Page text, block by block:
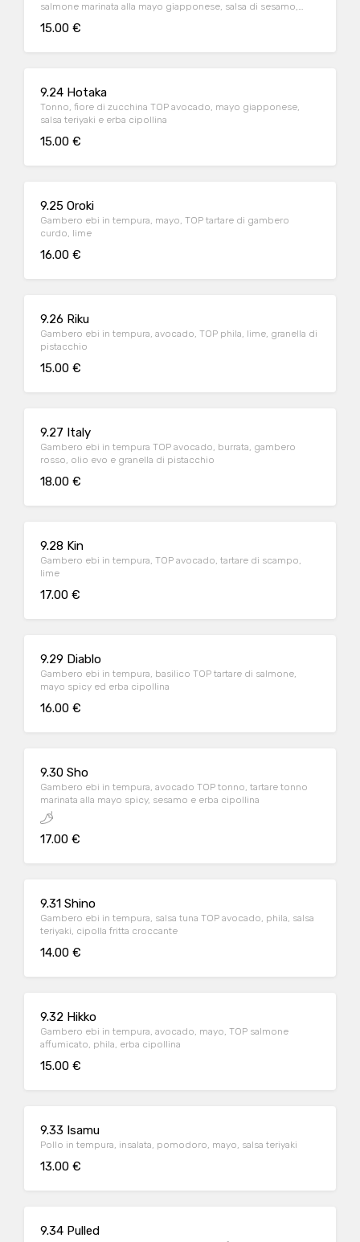
salmone marinata alla mayo giapponese, salsa di sesamo,
15.00 €
9.24 Hotaka
Tonno, fiore di zucchina TOP avocado, mayo giapponese,
salsa teriyaki e erba cipollina
15.00 €
9.25 Oroki
Gambero ebi in tempura, mayo, TOP tartare di gambero
curdo, lime
16.00 €
9.26 Riku
Gambero ebi in tempura, avocado, TOP phila, lime, granella di
pistacchio
15.00 €
9.27 Italy
Gambero ebi in tempura TOP avocado, burrata, gambero
rosso, olio evo e granella di pistacchio
18.00 €
9.28 Kin
Gambero ebi in tempura, TOP avocado, tartare di scampo,
lime
17.00 €
9.29 Diablo
Gambero ebi in tempura, basilico TOP tartare di salmone,
mayo spicy ed erba cipollina
16.00 €
9.30 Sho
Gambero ebi in tempura, avocado TOP tonno, tartare tonno
marinata alla mayo spicy, sesamo e erba cipollina
17.00 €
9.31 Shino
Gambero ebi in tempura, salsa tuna TOP avocado, phila, salsa
teriyaki, cipolla fritta croccante
14.00 €
9.32 Hikko
Gambero ebi in tempura, avocado, mayo, TOP salmone
affumicato, phila, erba cipollina
15.00 €
9.33 Isamu
Pollo in tempura, insalata, pomodoro, mayo, salsa teriyaki
13.00 €
9.34 Pulled